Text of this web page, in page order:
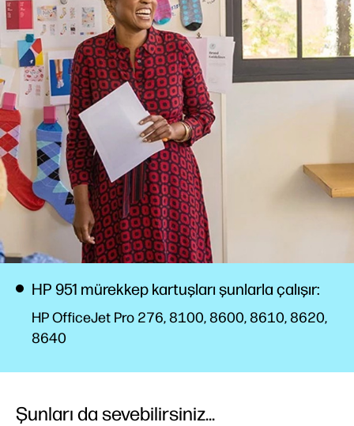
HP 951 mürekkep kartuşları şunlarla çalışır:
HP OfficeJet Pro 276, 8100, 8600, 8610, 8620,
8640
Şunları da sevebilirsiniz...